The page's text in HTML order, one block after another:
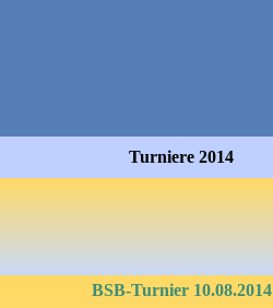
Turniere 2014
BSB-Turnier 10.08.2014